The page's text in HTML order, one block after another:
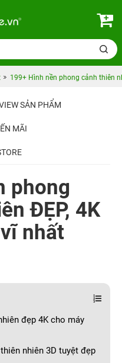
199+ Hình nền phong cảnh thiên
SẢN PHẨM
MÃI
phong
ĐẸP, 4K
nhất
đẹp 4K cho máy
nhiên 3D tuyệt đẹp